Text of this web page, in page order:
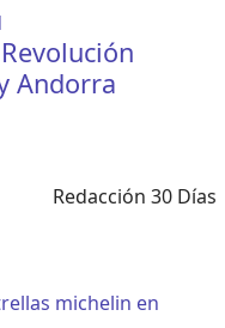
Andorra
Redacción 30 Días